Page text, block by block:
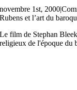
novembre 1st, 2000|
Rubens et l’art du
Le film de Stephan
religieux de l'époque du